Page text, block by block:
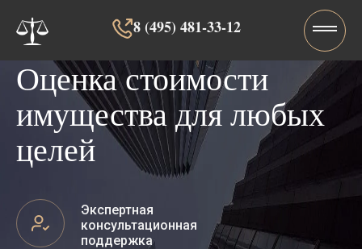
8 (495) 481-33-12‬‬
Оценка стоимости
имущества для любых
целей
Экспертная
консультационная
поддержка